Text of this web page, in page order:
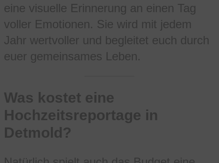
eine visuelle Erinnerung an einen Tag
voller Emotionen. Sie wird mit jedem
Jahr wertvoller und begleitet euch durch
euer gemeinsames Leben.
Was kostet eine
Hochzeitsreportage in
Detmold?